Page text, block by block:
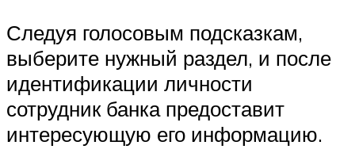
Следуя голосовым подсказкам,
выберите нужный раздел, и после
идентификации личности
сотрудник банка предоставит
интересующую его информацию.